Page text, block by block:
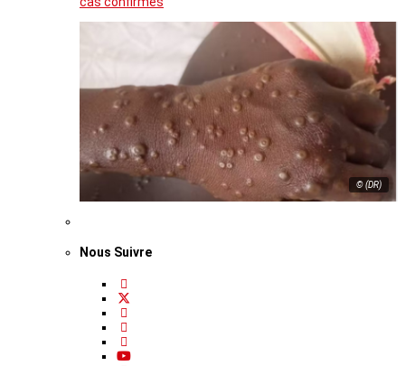
© (DR)
Nous Suivre